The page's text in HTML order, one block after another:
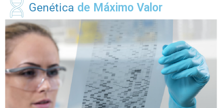
Genética de Máximo Valor